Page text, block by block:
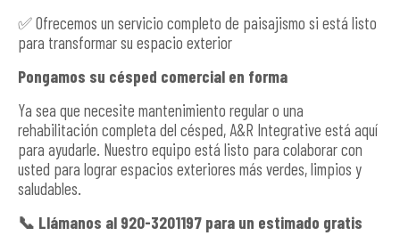
✅ Ofrecemos un servicio completo de paisajismo si está listo
para transformar su espacio exterior
Pongamos su césped comercial en forma
Ya sea que necesite mantenimiento regular o una
rehabilitación completa del césped, A&R Integrative está aquí
para ayudarle. Nuestro equipo está listo para colaborar con
usted para lograr espacios exteriores más verdes, limpios y
saludables.
📞 Llámanos al 920-3201197 para un estimado gratis